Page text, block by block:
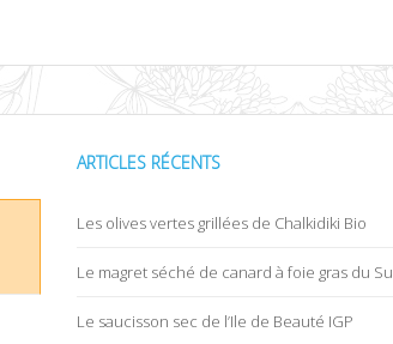
ARTICLES RÉCENTS
Les olives vertes grillées de Chalkidiki Bio
Le magret séché de canard à foie gras du
Le saucisson sec de l’Ile de Beauté IGP